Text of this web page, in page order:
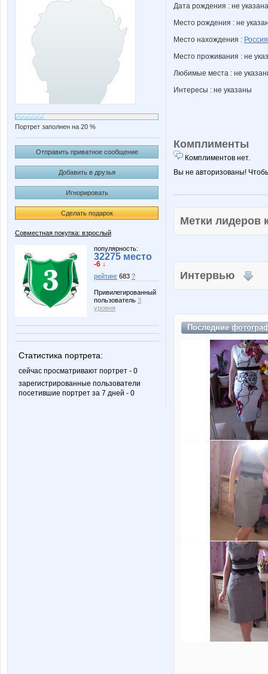
Портрет заполнен на 20 %
Отправить приватное сообщение
Добавить в друзья
Игнорировать
Сделать подарок
Совместная покупка: взрослый
популярность:
32275 место
-6 ↓
рейтинг 683 ?
Привилегированный
пользователь 3
уровня
Статистика портрета:
сейчас просматривают портрет - 0
зарегистрированные пользователи
посетившие портрет за 7 дней - 0
Дата рождения : не указана
Место рождения : не
Место нахождения : Россия
Место проживания : не
Любимые места : не
Интересы : не указаны
Комплименты
Комплиментов нет.
Вы не авторизованы!
Метки
Интервью
Последние